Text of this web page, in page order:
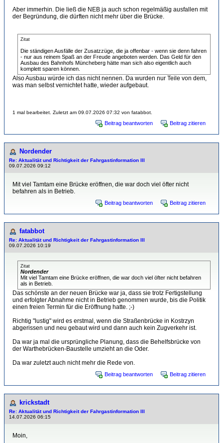
Aber immerhin. Die ließ die NEB ja auch schon regelmäßig ausfallen mit
der Begründung, die dürften nicht mehr über die Brücke.
Zitat
Die ständigen Ausfälle der Zusatzzüge, die ja offenbar - wenn sie denn fahren
- nur aus reinem Spaß an der Freude angeboten werden. Das Geld für den
Ausbau des Bahnhofs Müncheberg hätte man sich also eigentlich auch
komplett sparen können.
Also Ausbau würde ich das nicht nennen. Da wurden nur Teile von dem,
was man selbst vernichtet hatte, wieder aufgebaut.
1 mal bearbeitet. Zuletzt am 09.07.2026 07:32 von fatabbot.
Beitrag beantworten Beitrag zitieren
Nordender
Re: Aktualität und Richtigkeit der Fahrgastinformation III
09.07.2026 09:12
Mit viel Tamtam eine Brücke eröffnen, die war doch viel öfter nicht
befahren als in Betrieb.
Beitrag beantworten Beitrag zitieren
fatabbot
Re: Aktualität und Richtigkeit der Fahrgastinformation III
09.07.2026 10:19
Zitat
Nordender
Mit viel Tamtam eine Brücke eröffnen, die war doch viel öfter nicht befahren
als in Betrieb.
Das schönste an der neuen Brücke war ja, dass sie trotz Fertigstellung
und erfolgter Abnahme nicht in Betrieb genommen wurde, bis die Politik
einen freien Termin für die Eröffnung hatte. ;-)
Richtig "lustig" wird es erstmal, wenn die Straßenbrücke in Kostrzyn
abgerissen und neu gebaut wird und dann auch kein Zugverkehr ist.
Da war ja mal die ursprüngliche Planung, dass die Behelfsbrücke von
der Warthebrücken-Baustelle umzieht an die Oder.
Da war zuletzt auch nicht mehr die Rede von.
Beitrag beantworten Beitrag zitieren
krickstadt
Re: Aktualität und Richtigkeit der Fahrgastinformation III
14.07.2026 06:15
Moin,